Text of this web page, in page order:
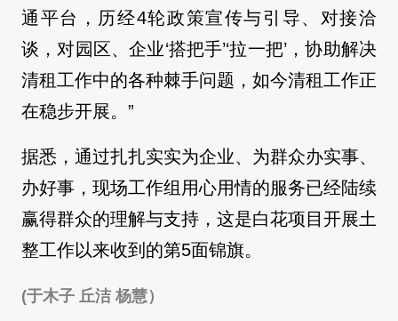
通平台，历经4轮政策宣传与引导、对接洽
谈，对园区、企业‘搭把手’‘拉一把’，协助解决
清租工作中的各种棘手问题，如今清租工作正
在稳步开展。”
据悉，通过扎扎实实为企业、为群众办实事、
办好事，现场工作组用心用情的服务已经陆续
赢得群众的理解与支持，这是白花项目开展土
整工作以来收到的第5面锦旗。
(于木子 丘洁 杨慧）